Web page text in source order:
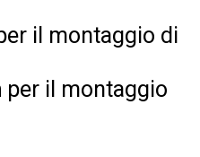
il montaggio di
per il montaggio